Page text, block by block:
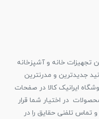
تجهیزات خانه و آشپزخانه
جدیدترین و مدرنترین
ایرانیک کالا در صفحات
در اختیار شما قرار
تماس تلفنی حقایق را در